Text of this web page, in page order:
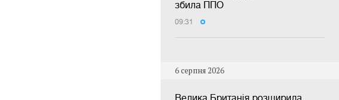
збила ППО
09:31
6 серпня 2026
Велика Британія розширила